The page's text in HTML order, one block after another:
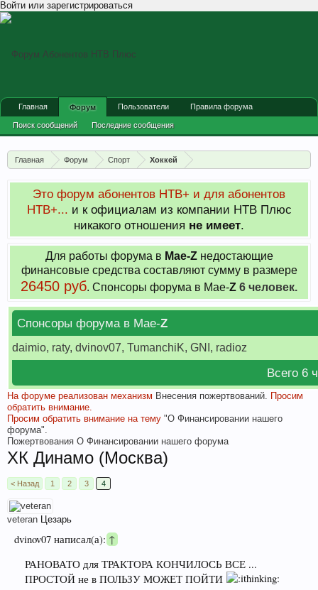
Войти или зарегистрироваться
Главная Форум Спорт Хоккей
Это форум абонентов НТВ+ и для абонентов
НТВ+... и к официалам из компании НТВ Плюс
никакого отношения не имеет.
Для работы форума в Мае-Zнедостающие
финансовые средства составляют сумму в размере
26450 руб. Cпонсоры форума в Мае-Z 6 человек.
Спонсоры форума в Мае-Z
daimio, raty, dvinov07, TumanchiK, GNI, radioz
Всего 6
На форуме реализован механизм Внесения пожертвований. Просим
обратить внимание.
Просим обратить внимание на тему "О Финансировании нашего
форума".
Пожертвования О Финансировании нашего форума
ХК Динамо (Москва)
< Назад 1 2 3 4
veteran Цезарь
dvinov07 написал(а):↑
РАНОВАТО для ТРАКТОРА КОНЧИЛОСЬ ВСЕ ...
ПРОСТОЙ не в ПОЛЬЗУ МОЖЕТ ПОЙТИ
Главная Форум
Поиск сообщений Последние сообщения
Пользователи Правила форума